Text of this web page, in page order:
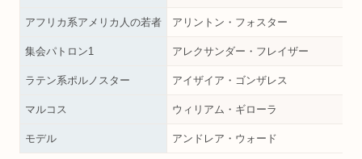
アフリカ系アメリカ人の若者 アリントン・フォスター
集会パトロン1 アレクサンダー・フレイザー
ラテン系ポルノスター アイザイア・ゴンザレス
マルコス ウィリアム・ギローラ
モデル アンドレア・ウォード